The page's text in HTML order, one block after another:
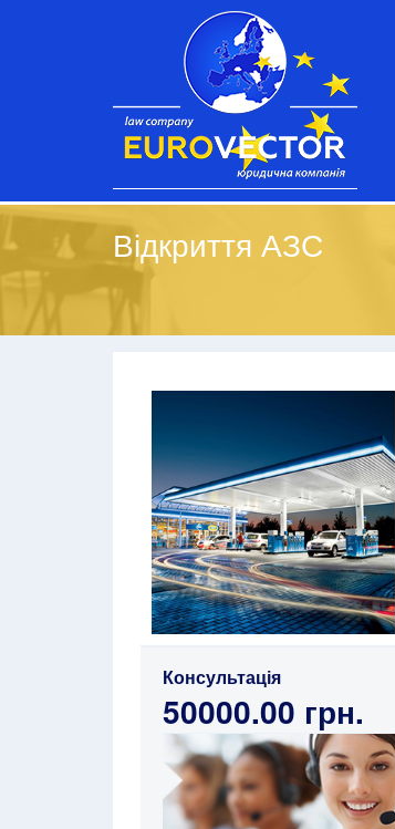
Відкриття АЗС
Консультація
50000.00 грн.